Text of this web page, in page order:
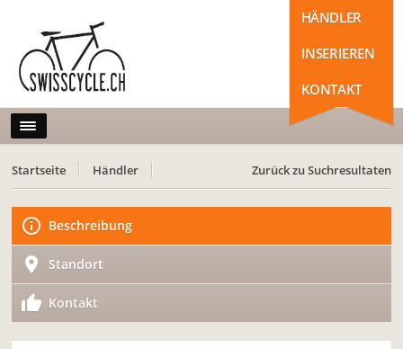
HÄNDLER
INSERIEREN
KONTAKT
Startseite Händler Zurück zu Suchresultaten
Beschreibung
Standort
Kontakt